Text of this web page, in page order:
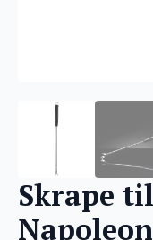
Skrape
Napoleon